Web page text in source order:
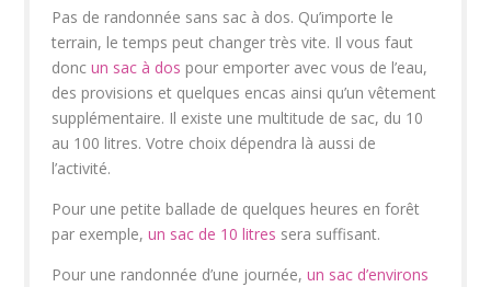
Pas de randonnée sans sac à dos. Qu’importe le
terrain, le temps peut changer très vite. Il vous faut
donc un sac à dos pour emporter avec vous de l’eau,
des provisions et quelques encas ainsi qu’un vêtement
supplémentaire. Il existe une multitude de sac, du 10
au 100 litres. Votre choix dépendra là aussi de
l’activité.
Pour une petite ballade de quelques heures en forêt
par exemple,un sac de 10 litres sera suffisant.
Pour une randonnée d’une journée, un sac d’environs